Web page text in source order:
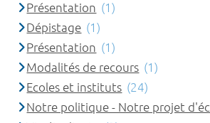
Présentation (1)
Dépistage (1)
Présentation (1)
Modalités de recours (1)
Ecoles et instituts (24)
Notre politique - Notre projet